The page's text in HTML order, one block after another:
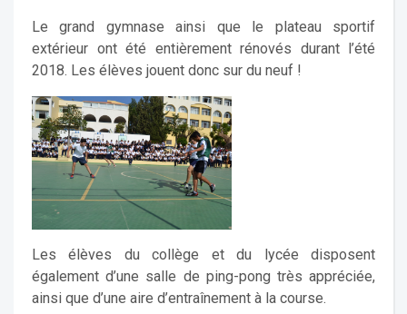
Le grand gymnase ainsi que le plateau sportif
extérieur ont été entièrement rénovés durant l’été
2018. Les élèves jouent donc sur du neuf !
Les élèves du collège et du lycée disposent
également d’une salle de ping-pong très appréciée,
ainsi que d’une aire d’entraînement à la course.